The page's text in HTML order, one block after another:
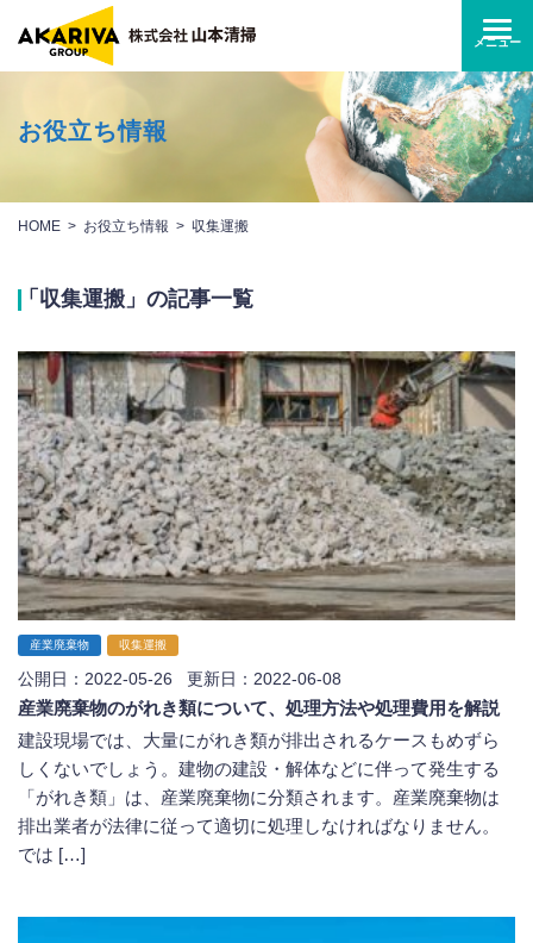
お役立ち情報
HOME お役立ち情報 収集運搬
「収集運搬」の記事一覧
産業廃棄物 収集運搬
公開日：2022-05-26 更新日：2022-06-08
産業廃棄物のがれき類について、処理方法や処理費用を解説
建設現場では、大量にがれき類が排出されるケースもめずら
しくないでしょう。建物の建設・解体などに伴って発生する
「がれき類」は、産業廃棄物に分類されます。産業廃棄物は
排出業者が法律に従って適切に処理しなければなりません。
では […]